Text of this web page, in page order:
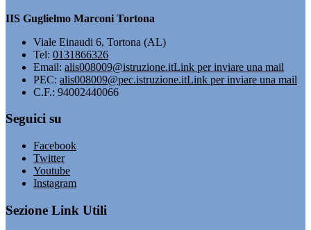
IIS Guglielmo Marconi Tortona
Viale Einaudi 6, Tortona (AL)
Tel: 0131866326
Email: alis008009@istruzione.itLink per inviare una mail
PEC: alis008009@pec.istruzione.itLink per inviare una mail
C.F.: 94002440066
Seguici su
Facebook
Twitter
Youtube
Instagram
Sezione Link Utili